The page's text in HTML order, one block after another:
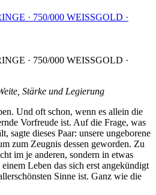
· 750/000 WEISSGOLD ·
· 750/000 WEISSGOLD ·
Stärke und Legierung
Und oft schon, wenn es allein die
Vorfreude ist. Auf die Frage, was
sagte dieses Paar: unsere ungeborene
zum Zeugnis dessen geworden. Zu
im je anderen, sondern in etwas
Leben das sich erst angekündigt
Sinne ist. Ganz wie die